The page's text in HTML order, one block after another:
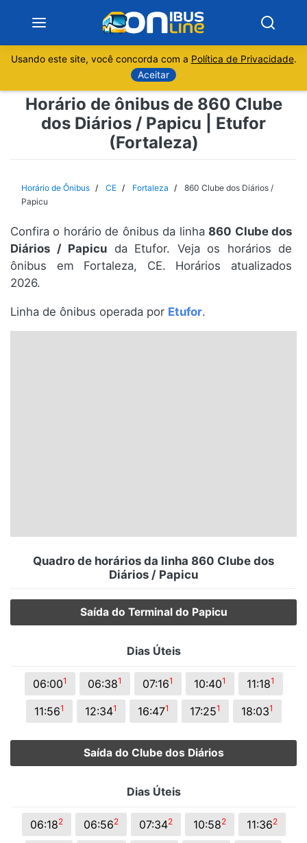
Sobre
Minas Gerais
Espírito Santo
Paraná
Santa Catarina
Usando este site, você concorda com a Política de Privacidade.
Aceitar
Horário de ônibus de 860 Clube
dos Diários / Papicu | Etufor
(Fortaleza)
Horário de Ônibus CE Fortaleza
860 Clube dos Diários /
Papicu
Confira o horário de ônibus da linha860 Clube dos
Diários / Papicu da Etufor. Veja os horários de
ônibus em Fortaleza, CE. Horários atualizados
2026.
Linha de ônibus operada por Etufor.
Quadro de horários da linha 860 Clube dos
Diários / Papicu
Saída do Terminal do Papicu
Dias Úteis
06:001 06:381 07:161 10:401 11:181
11:561 12:341 16:471 17:251 18:031
Saída do Clube dos Diários
Dias Úteis
06:182 06:562 07:342 10:582 11:362